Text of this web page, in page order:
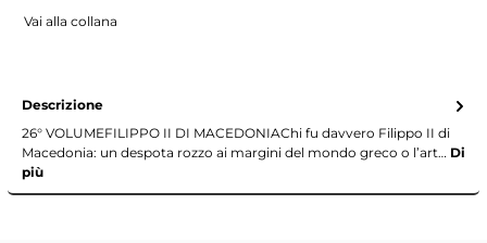
Vai alla collana
Descrizione
26° VOLUMEFILIPPO II DI MACEDONIAChi fu davvero Filippo II di
Macedonia: un despota rozzo ai margini del mondo greco o l’art… Di
più